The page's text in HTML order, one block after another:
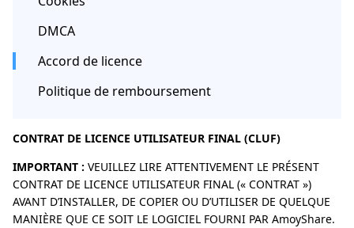
DMCA
Accord de licence
Politique de remboursement
CONTRAT DE LICENCE UTILISATEUR FINAL (CLUF)
IMPORTANT : VEUILLEZ LIRE ATTENTIVEMENT LE PRÉSENT
CONTRAT DE LICENCE UTILISATEUR FINAL (« CONTRAT »)
AVANT D’INSTALLER, DE COPIER OU D’UTILISER DE QUELQUE
MANIÈRE QUE CE SOIT LE LOGICIEL FOURNI PAR AmoyShare.